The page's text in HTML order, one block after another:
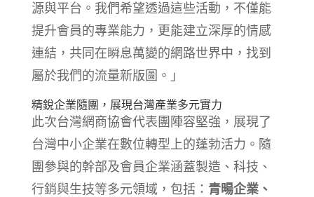
源與平台。我們希望透過這些活動，不僅能
提升會員的專業能力，更能建立深厚的情感
連結，共同在瞬息萬變的網路世界中，找到
屬於我們的流量新版圖。」
精銳企業隨團，展現台灣產業多元實力
此次台灣網商協會代表團陣容堅強，展現了
台灣中小企業在數位轉型上的蓬勃活力。隨
團參與的幹部及會員企業涵蓋製造、科技、
行銷與生技等多元領域，包括： 青暘企業、